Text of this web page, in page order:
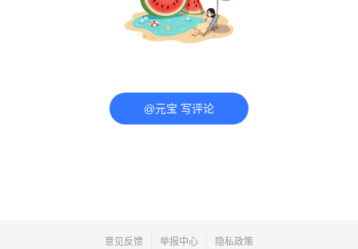
@元宝 写评论
意见反馈 举报中心 隐私政策